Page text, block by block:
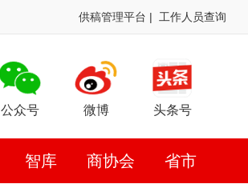
供稿管理平台 | 工作人员查询
公众号 微博 头条号
智库 商协会 省市